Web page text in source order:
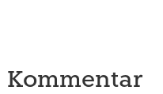
Kommentar